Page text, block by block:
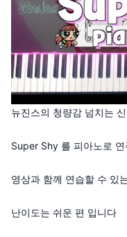
뉴진스의 청량감 넘치는
Super Shy 를 피아노로
영상과 함께 연습할 수 있
난이도는 쉬운 편 입니다